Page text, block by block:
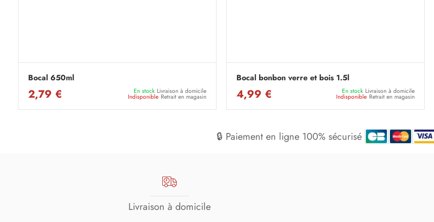
Bocal 650ml
2,79 € En stock Livraison à domicile
Indisponible Retrait en magasin
Bocal bonbon verre et bois 1.5l
4,99 € En stock Livraison à domicile
Indisponible Retrait en magasin
🔒 Paiement en ligne 100% sécurisé
Livraison à domicile